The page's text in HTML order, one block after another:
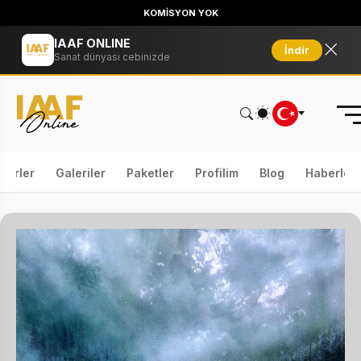
KOMİSYON YOK
IAAF ONLINE
Sanat dünyası cebinizde
İndir
Galeriler Paketler Profilim Blog Haberler